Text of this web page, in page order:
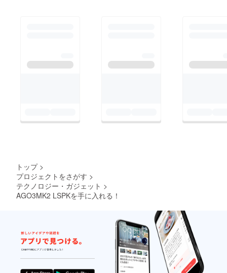
トップ >
プロジェクトをさがす >
テクノロジー・ガジェット >
AGO3MK2 LSPKを手に入れる！